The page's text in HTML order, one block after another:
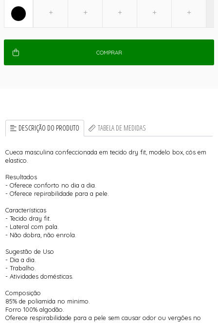
COMPRAR
DESCRIÇÃO DO PRODUTO TABELA DE MEDIDAS
Cueca masculina confeccionada em tecido dry fit, modelo box, cós em
elastico.
Resultados
- Oferece conforto no dia a dia.
- Oferece repirabilidade para a pele.
Características
- Tecido dray fit.
- Lateral com pala.
- Não dobra, não enrola.
Sugestão de Uso
- Dia a dia.
- Trabalho.
- Atividades domésticas.
Composição
85% de poliamida no minimo.
Forro 100% algodão.
Oferece respirabilidade para a pele sem causar odor ou vergões no